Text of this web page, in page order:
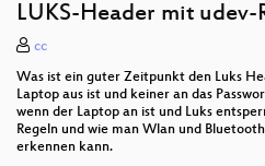
Sport für Nerds
Linux installieren für
Mailverschlüsselung
LUKS-Header mit udev-
cc
Was ist ein guter Zeitpunkt den Luks
Laptop aus ist und keiner an das
wenn der Laptop an ist und Luks
Regeln und wie man Wlan und
erkennen kann.